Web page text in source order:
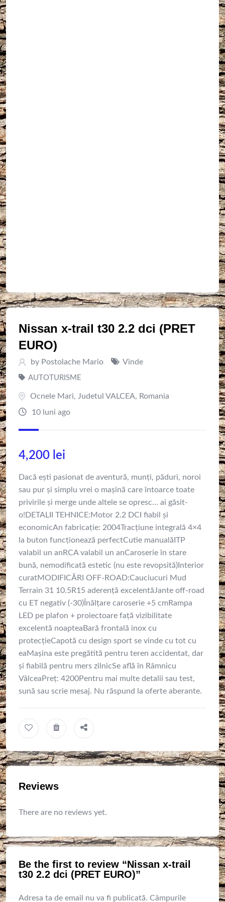
Nissan x-trail t30 2.2 dci (PRET
EURO)
by Postolache Mario Vinde
AUTOTURISME
Ocnele Mari, Judetul VALCEA, Romania
10 luni ago
4,200 lei
Dacă ești pasionat de aventură, munți, păduri, noroi
sau pur și simplu vrei o mașină care întoarce toate
privirile și merge unde altele se opresc… ai găsit-
o!DETALII TEHNICE:Motor 2.2 DCI fiabil și
economicAn fabricație: 2004Tracțiune integrală 4×4
la buton funcționează perfectCutie manualăITP
valabil un anRCA valabil un anCaroserie în stare
bună, nemodificată estetic (nu este revopsită)Interior
curatMODIFICĂRI OFF-ROAD:Cauciucuri Mud
Terrain 31 10.5R15 aderență excelentăJante off-road
cu ET negativ (-30)Înălțare caroserie +5 cmRampa
LED pe plafon + proiectoare față vizibilitate
excelentă noapteaBară frontală inox cu
protecțieCapotă cu design sport se vinde cu tot cu
eaMașina este pregătită pentru teren accidentat, dar
și fiabilă pentru mers zilnicSe află în Râmnicu
VâlceaPreț: 4200Pentru mai multe detalii sau test,
sună sau scrie mesaj. Nu răspund la oferte aberante.
Reviews
There are no reviews yet.
Be the first to review “Nissan x-trail
t30 2.2 dci (PRET EURO)”
Adresa ta de email nu va fi publicată. Câmpurile